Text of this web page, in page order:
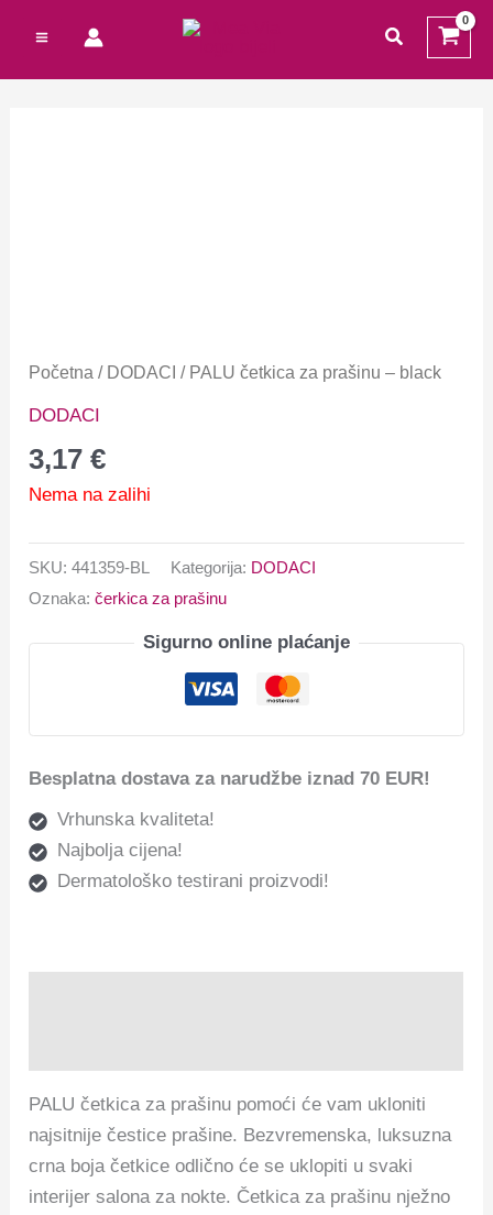
sadržaj
traži
Početna / DODACI / PALU četkica za prašinu – black
DODACI
3,17€
Nema na zalihi
SKU:441359-BL Kategorija: DODACI
Oznaka:čerkica za prašinu
Sigurno online plaćanje
Besplatna dostava za narudžbe iznad 70 EUR!
Vrhunska kvaliteta!
Najbolja cijena!
Dermatološko testirani proizvodi!
PALU četkica za prašinu pomoći će vam ukloniti
najsitnije čestice prašine. Bezvremenska, luksuzna
crna boja četkice odlično će se uklopiti u svaki
interijer salona za nokte. Četkica za prašinu nježno